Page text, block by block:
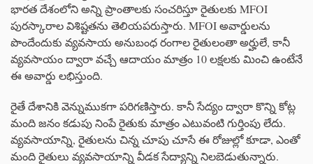
భారత దేశంలోని అన్ని ప్రాంతాలకు సంచరిస్తూ రైతులకు MFOI
పురస్కారాల విశిష్టతను తెలియపరుస్తారు. MFOI అవార్డులను
పొందేందుకు వ్యవసాయ అనుబంధ రంగాల రైతులంతా అర్హులే, కానీ
వ్యవసాయం ద్వారా వచ్చే ఆదాయం మాత్రం 10 లక్షలకు మించి ఉంటేనే
ఈ అవార్డు లభిస్తుంది.
రైతే దేశానికి వెన్నుముకగా పరిగణిస్తారు. కానీ సేద్యం ద్వారా కొన్ని కోట్ల
మంది జనం కడుపు నింపే రైతుకు మాత్రం ఎటువంటి గుర్తింపు లేదు.
వ్యవసాయాన్ని, రైతులను చిన్న చూపు చూసే ఈ రోజుల్లో కూడా, ఎంతో
మంది రైతులు వ్యవసాయాన్ని వీడక సేద్యాన్ని నిలబెడుతున్నారు.